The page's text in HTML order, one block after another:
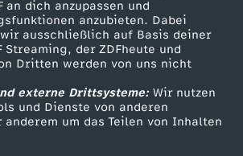
an dich anzupassen und
anzubieten. Dabei
ausschließlich auf Basis deiner
Streaming, der ZDFheute und
Dritten werden von uns nicht
externe Drittsysteme:Wir nutzen
und Dienste von anderen
um das Teilen von Inhalten